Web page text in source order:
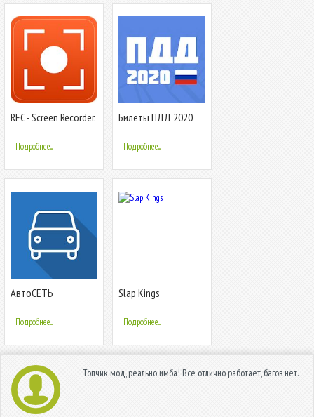
REC - Screen Recorder.
Подробнее...
Билеты ПДД 2020
Подробнее...
АвтоСЕТЬ
Подробнее...
Slap Kings
Подробнее...
Топчик мод, реально имба! Все отлично работает, багов нет.